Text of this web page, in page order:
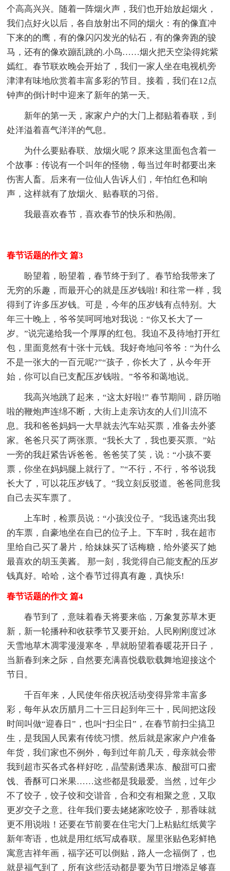
个高高兴兴。随着一阵烟火声，我们也开始放起烟火，
我们点好火以后，各自放射出不同的烟火：有的像直冲
下来的的鹰，有的像闪闪发光的钻石，有的像奔跑的骏
马，还有的像欢蹦乱跳的.小鸟……烟火把天空染得姹紫
嫣红。春节联欢晚会开始了，我们一家人坐在电视机旁
津津有味地欣赏着丰富多彩的节目。接着，我们在12点
钟声的倒计时中迎来了新年的第一天。
新年的第一天，家家户户的大门上都贴着春联，到
处洋溢着喜气洋洋的气息。
为什么要贴春联、放烟火呢？原来这里面包含着一
个故事：传说有一个叫年的怪物，每当过年时都要出来
伤害人畜。后来有一位仙人告诉人们，年怕红色和响
声，这样就有了放烟火、贴春联的习俗。
我最喜欢春节，喜欢春节的快乐和热闹。
春节话题的作文 篇3
盼望着，盼望着，春节终于到了。春节给我带来了
无穷的乐趣，而最开心的就是压岁钱啦! 和往常一样，我
得到了许多压岁钱。可是，今年的压岁钱有点特别。大
年三十晚上，爷爷笑呵呵地对我说：“你又长大了一
岁。”说完递给我一个厚厚的红包。我迫不及待地打开红
包，里面竟然有十张十元钱。我好奇地问爷爷：“为什么
不是一张大的一百元呢?”“孩子，你长大了，从今年开
始，你可以自已支配压岁钱啦。”爷爷和蔼地说。
我高兴地跳了起来，“这太好啦!” 春节期间，辟历啪
啦的鞭炮声连绵不断，大街上走亲访友的人们川流不
息。我和爸爸妈妈一大早就去汽车站买票，准备去外婆
家。爸爸只买了两张票。“我长大了，我也要买票。”站
一旁的我赶紧告诉爸爸。爸爸笑了笑，说：“小孩不要
票，你坐在妈妈腿上就行了。”“不行，不行，爷爷说我
长大了，可以花压岁钱了。”我立刻反驳道。爸爸同意我
自己去买车票了。
上车时，检票员说：“小孩没位子。”我迅速亮出我
的车票，自豪地坐在自已的位子上。下车时，我在超市
里给自己买了暑片，给妹妹买了话梅糖，给外婆买了她
最喜欢的胡玉美酱。 那一刻，我觉得自己能支配的压岁
钱真好。哈哈，这个春节过得真有趣，真快乐!
春节话题的作文 篇4
春节到了，意味着春天将要来临，万象复苏草木更
新，新一轮播种和收获季节又要开始。人民刚刚度过冰
天雪地草木凋零漫漫寒冬，早就盼望着春暖花开日子，
当新春到来之际，自然要充满喜悦载歌载舞地迎接这个
节日。
千百年来，人民使年俗庆祝活动变得异常丰富多
彩，每年从农历腊月二十三日起到年三十，民间把这段
时间叫做“迎春日”，也叫“扫尘日”，在春节前扫尘搞卫
生，是我国人民素有传统习惯。然后就是家家户户准备
年货，我们家也不例外，每到过年前几天，母亲就会带
我到超市买各式各样好吃，晶莹剔透果冻、酸甜可口蜜
饯、香酥可口米果……这些都是我最爱。当然，过年少
不了饺子，饺子饺和交谐音，合和交有相聚之意，又取
更岁交子之意。往年我们要去姥姥家吃饺子，那香味就
更不用说啦！还要在节前要在住宅大门上粘贴红纸黄字
新年寄语，也就是用红纸写成春联。屋里张贴色彩鲜艳
寓意吉祥年画，福字还可以倒贴，路人一念福倒了，也
就是福气到了，所有这些活动都是要为节日增添足够喜